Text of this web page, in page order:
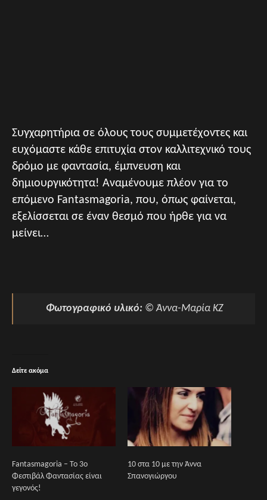
Συγχαρητήρια σε όλους τους συμμετέχοντες και
ευχόμαστε κάθε επιτυχία στον καλλιτεχνικό τους
δρόμο με φαντασία, έμπνευση και
δημιουργικότητα! Αναμένουμε πλέον για το
επόμενο Fantasmagoria, που, όπως φαίνεται,
εξελίσσεται σε έναν θεσμό που ήρθε για να
μείνει…
Φωτογραφικό υλικό:© Άννα-Μαρία ΚΖ
Δείτε ακόμα
Fantasmagoria – Το 3ο
Φεστιβάλ Φαντασίας είναι
γεγονός!
10 στα 10 με την Άννα
Σπανογιώργου